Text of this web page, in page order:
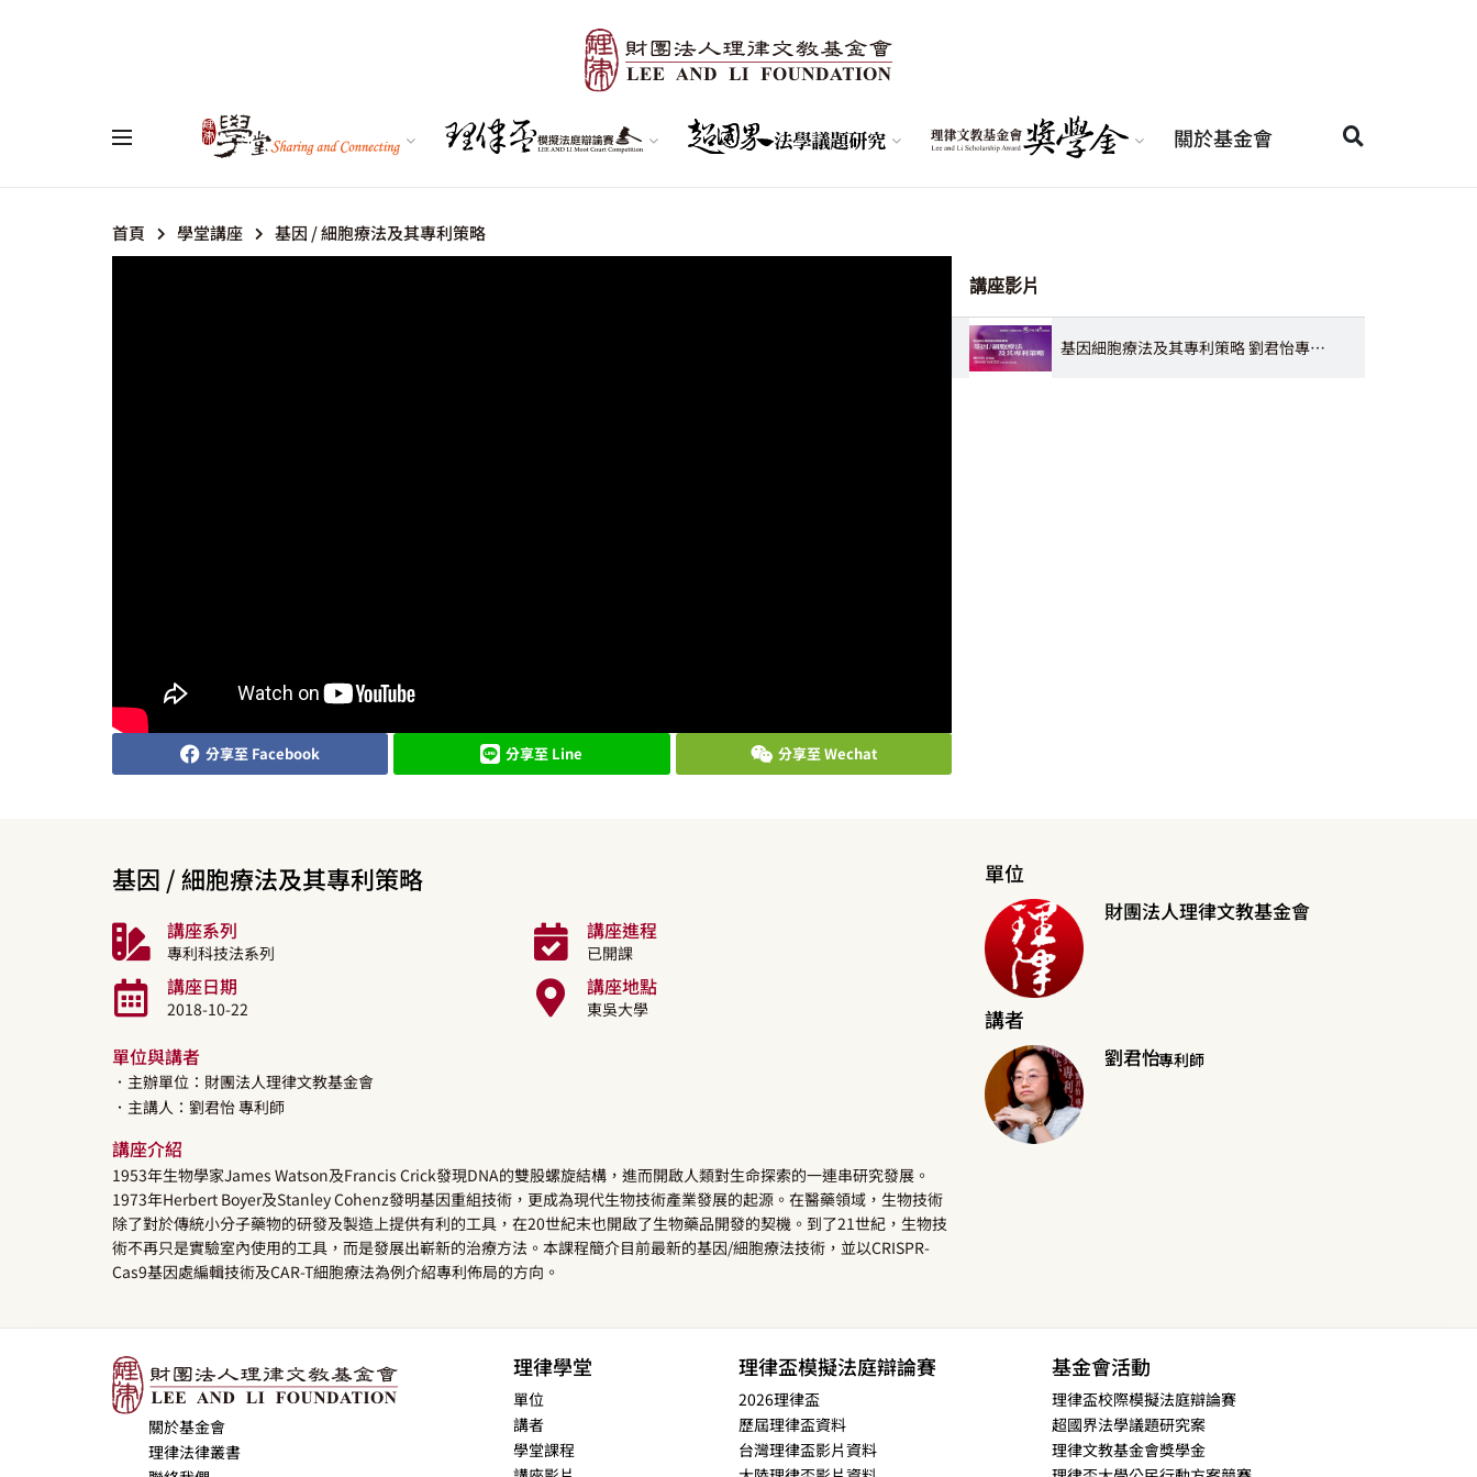
關於基金會
首頁 學堂講座 基因 / 細胞療法及其專利策略
講座影片
基因細胞療法及其專利策略 劉君怡專利師
分享至 Facebook 分享至 Line 分享至 Wechat
基因 / 細胞療法及其專利策略
講座系列
專利科技法系列
講座進程
已開課
講座日期
2018-10-22
講座地點
東吳大學
單位與講者
．主辦單位：財團法人理律文教基金會
．主講人： 劉君怡專利師
講座介紹
1953年生物學家James Watson及Francis Crick發現DNA的雙股螺旋結構，進而開啟人類對生命探索的一連串研究發展。
1973年Herbert Boyer及Stanley Cohenz發明基因重組技術，更成為現代生物技術產業發展的起源。在醫藥領域，生物技術
除了對於傳統小分子藥物的研發及製造上提供有利的工具，在20世紀末也開啟了生物藥品開發的契機。到了21世紀，生物技
術不再只是實驗室內使用的工具，而是發展出嶄新的治療方法。本課程簡介目前最新的基因/細胞療法技術，並以CRISPR-
Cas9基因處編輯技術及CAR-T細胞療法為例介紹專利佈局的方向。
單位
財團法人理律文教基金會
講者
劉君怡專利師
關於基金會
理律法律叢書
理律學堂
單位
講者
學堂課程
理律盃模擬法庭辯論賽
2026理律盃
歷屆理律盃資料
台灣理律盃影片資料
基金會活動
理律盃校際模擬法庭辯論賽
超國界法學議題研究案
理律文教基金會獎學金